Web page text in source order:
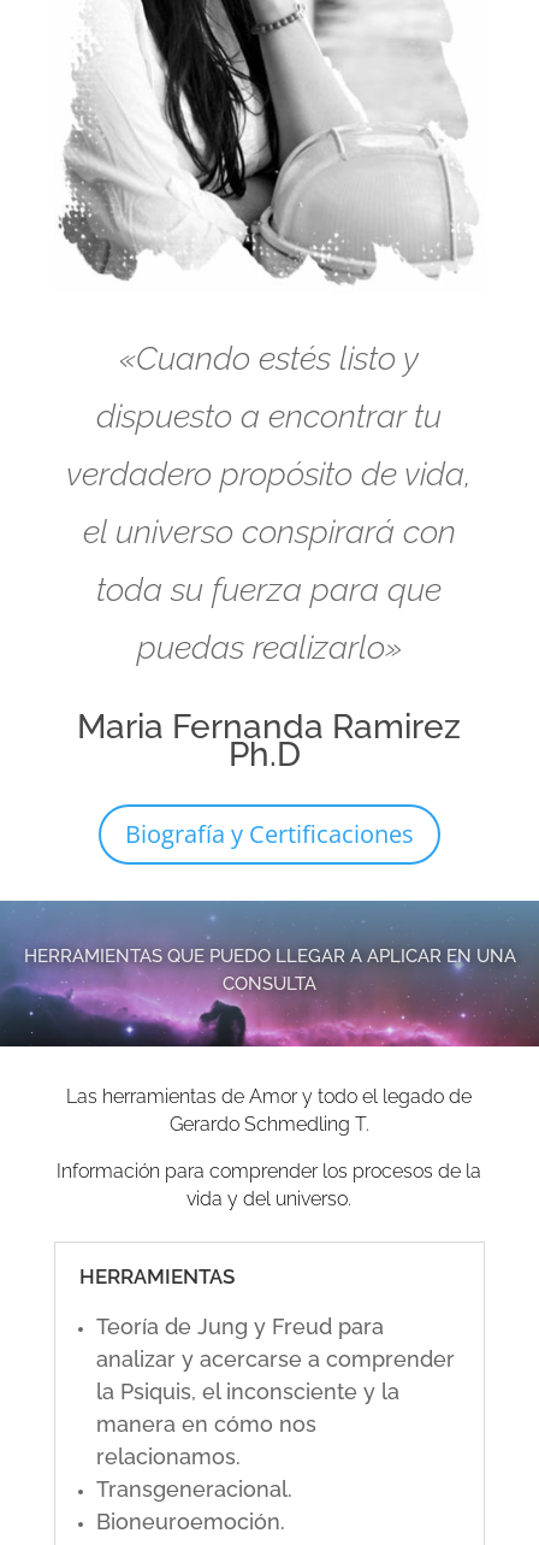
«Cuando estés listo y
dispuesto a encontrar tu
verdadero propósito de vida,
el universo conspirará con
toda su fuerza para que
puedas realizarlo»
Maria Fernanda Ramirez
Ph.D
Biografía y Certificaciones
HERRAMIENTAS QUE PUEDO LLEGAR A APLICAR EN UNA
CONSULTA
Las herramientas de Amor y todo el legado de
Gerardo Schmedling T.
Información para comprender los procesos de la
vida y del universo.
HERRAMIENTAS
Teoría de Jung y Freud para
analizar y acercarse a comprender
la Psiquis, el inconsciente y la
manera en cómo nos
relacionamos.
Transgeneracional.
Bioneuroemoción.